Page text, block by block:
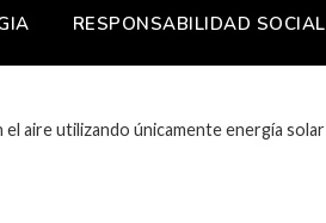
RESPONSABILIDAD SOCIAL
aire utilizando únicamente energía solar